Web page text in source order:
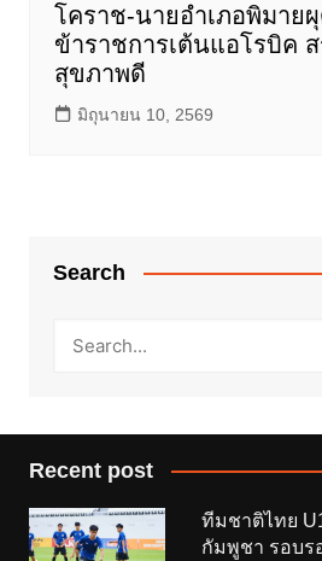
โคราช-นายอำเภอพิมาย
ข้าราชการเต้นแอโรบิค ส
สุขภาพดี
มิถุนายน 10, 2569
Search
Recent post
ทีมชาติไทย
กัมพูชา รอบร